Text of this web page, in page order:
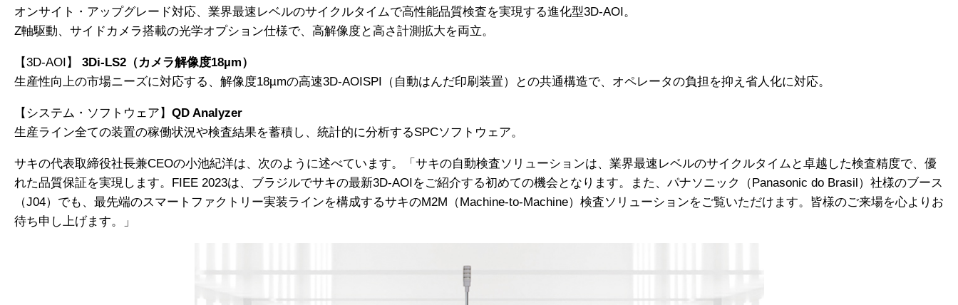
オンサイト・アップグレード対応、業界最速レベルのサイクルタイムで高性能品質検査を実現する進化型3D-AOI。
Z軸駆動、サイドカメラ搭載の光学オプション仕様で、高解像度と高さ計測拡大を両立。
【3D-AOI】
3Di-LS2（カメラ解像度18µm）
生産性向上の市場ニーズに対応する、解像度18µmの高速3D-AOISPI（自動はんだ印刷装置）との共通構造で、オペレータの負担を抑え省人化に対応。
【システム・ソフトウェア】 QD Analyzer
生産ライン全ての装置の稼働状況や検査結果を蓄積し、統計的に分析するSPCソフトウェア。
サキの代表取締役社長兼CEOの小池紀洋は、次のように述べています。「サキの自動検査ソリューションは、業界最速レベルのサイクルタイムと卓越した検査精度で、優
れた品質保証を実現します。FIEE 2023は、ブラジルでサキの最新3D-AOIをご紹介する初めての機会となります。また、パナソニック（Panasonic do Brasil）社様のブース
（J04）でも、最先端のスマートファクトリー実装ラインを構成するサキのM2M（Machine-to-Machine）検査ソリューションをご覧いただけます。皆様のご来場を心よりお
待ち申し上げます。」